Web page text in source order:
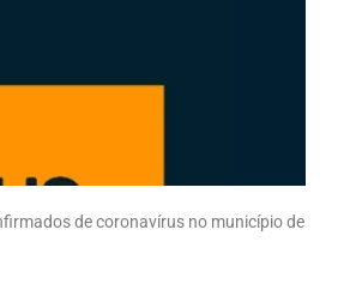
de coronavírus no município de